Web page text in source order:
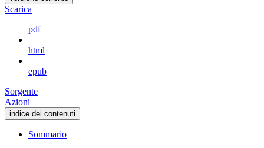
Scarica
pdf
html
epub
Sorgente
Azioni
indice dei contenuti
Sommario